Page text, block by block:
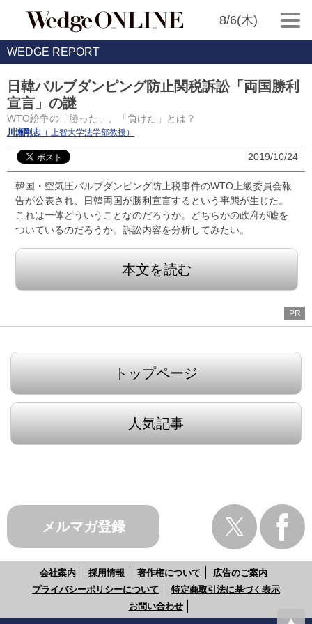
8/6(木)
WEDGE REPORT
日韓バルブダンピング防止関税訴訟「両国勝利
宣言」の謎
WTO紛争の「勝った」、「負けた」とは？
川瀬剛志（ 上智大学法学部教授）
2019/10/24
韓国・空気圧バルブダンピング防止税事件のWTO上級委員会報
告が公表され、日韓両国が勝利宣言するという事態が生じた。
これは一体どういうことなのだろうか。どちらかの政府が嘘を
ついているのだろうか。訴訟内容を分析してみたい。
本文を読む
PR
トップページ
人気記事
メルマガ登録
会社案内 採用情報 著作権について
広告のご案内
プライバシーポリシーについて
特定商取引法に基づく表示
お問い合わせ